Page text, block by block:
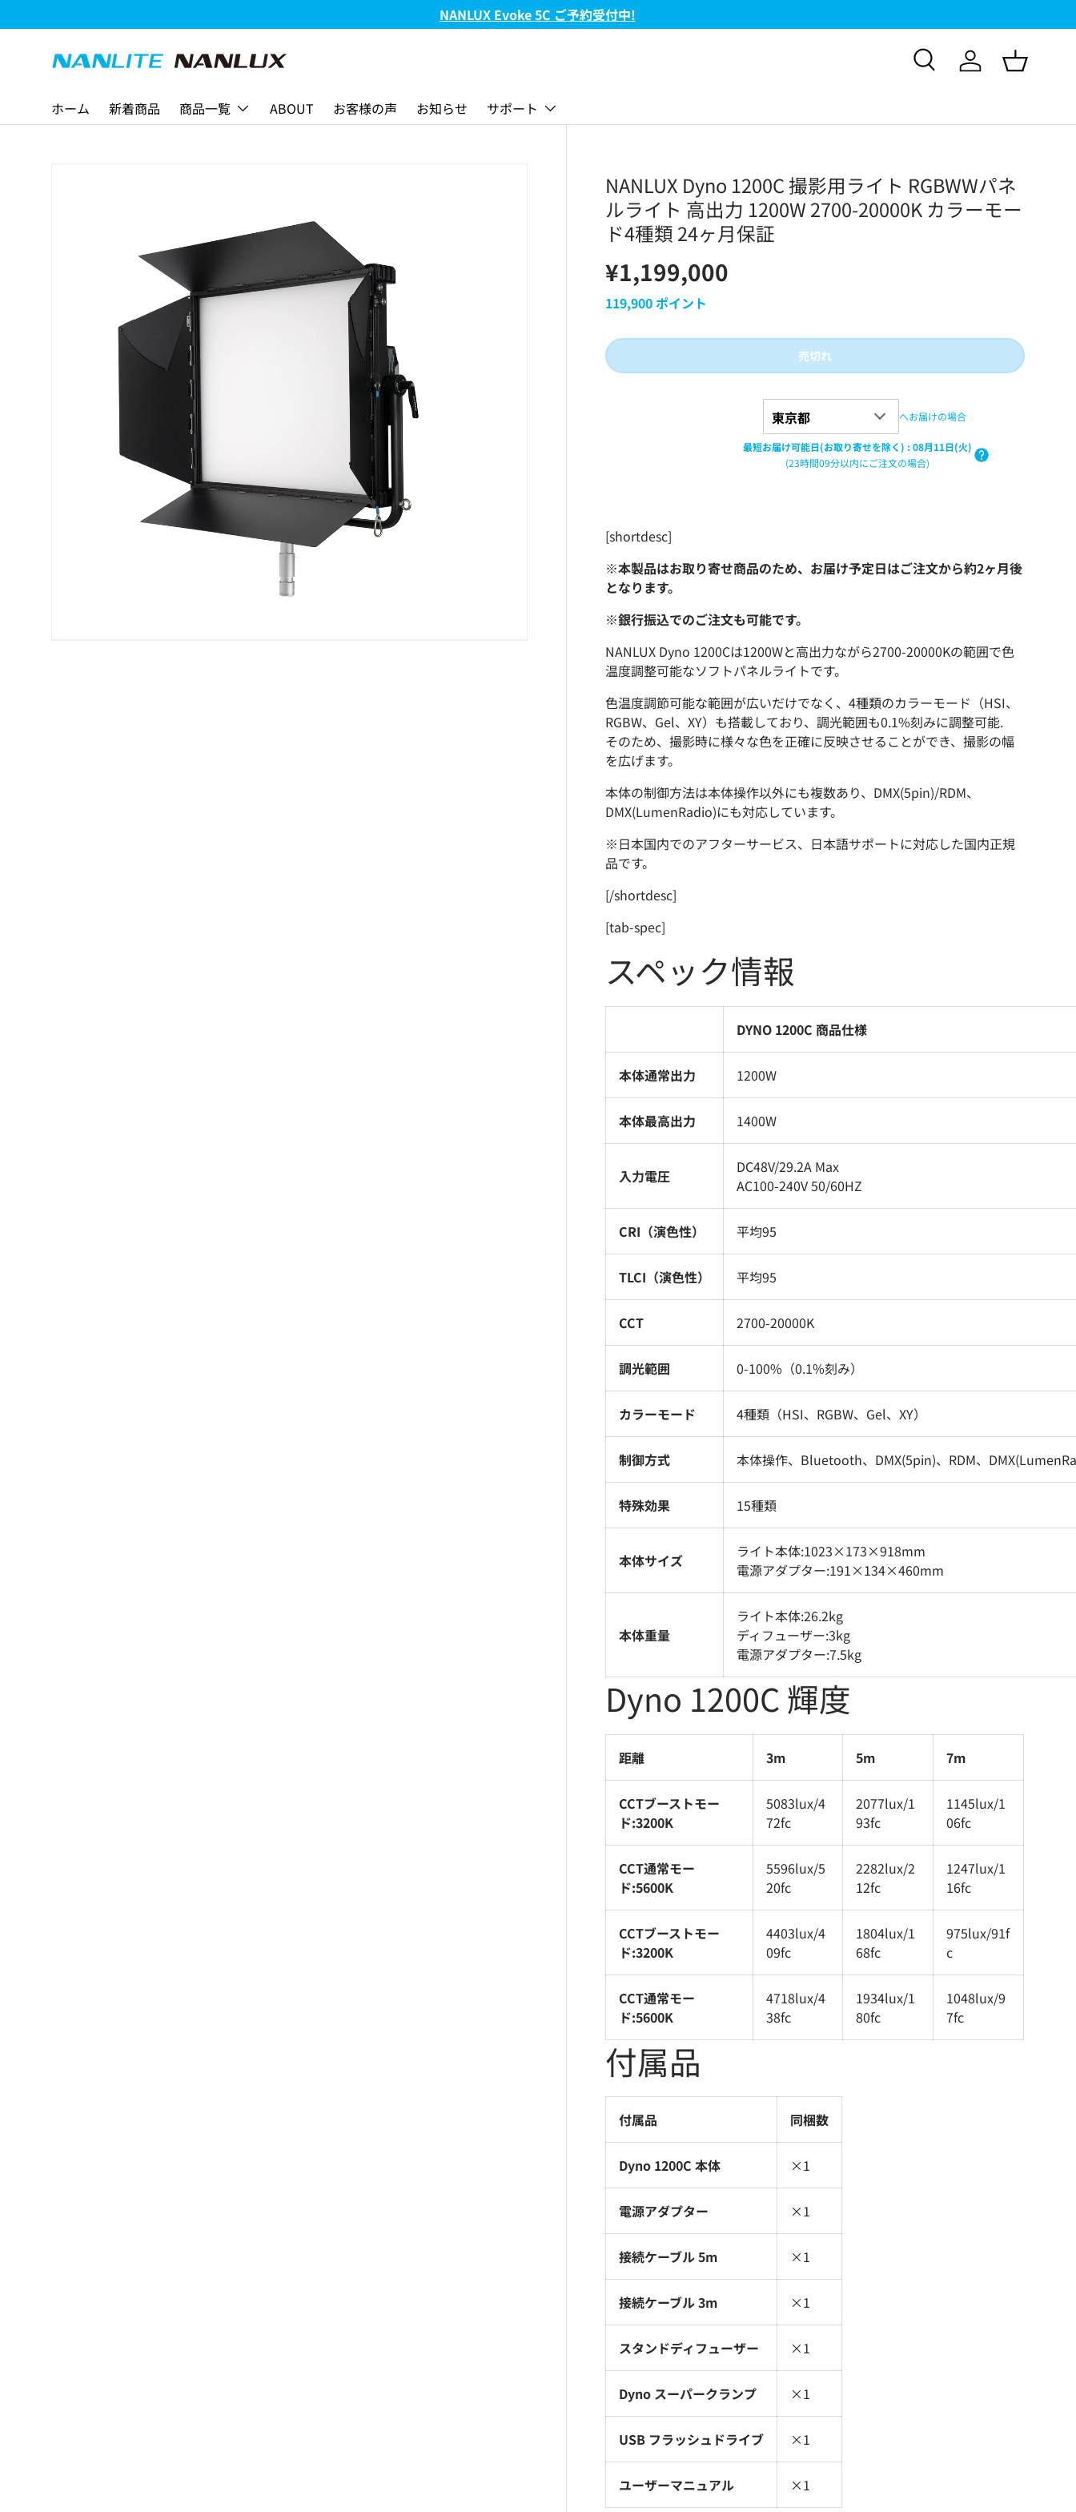
コンテンツへスキップ
FC-720B & FC-720C 新発売!
検索 ログインバスケッ
ホーム 新着商品 商品一覧 ABOUT お客様の声 お知らせ サポート
NANLUX Dyno 1200C 撮影用ライト RGBWWパネ
ルライト 高出力 1200W 2700-20000K カラーモー
ド4種類 24ヶ月保証
¥1,199,000
119,900ポイント
売切れ
へお届けの場合
最短お届け可能日(お取り寄せを除く) : 08月11日(火)
(23時間09分以内にご注文の場合)
[shortdesc]
※本製品はお取り寄せ商品のため、お届け予定日はご注文から約2ヶ月後
となります。
※銀行振込でのご注文も可能です。
NANLUX Dyno 1200Cは1200Wと高出力ながら2700-20000Kの範囲で色
温度調整可能なソフトパネルライトです。
色温度調節可能な範囲が広いだけでなく、4種類のカラーモード （HSI、
RGBW、Gel、XY） も搭載しており、調光範囲も0.1%刻みに調整可能.
そのため、撮影時に様々な色を正確に反映させることができ、撮影の幅
を広げます。
本体の制御方法は本体操作以外にも複数あり、DMX(5pin)/RDM、
DMX(LumenRadio)にも対応しています。
※日本国内でのアフターサービス、日本語サポートに対応した国内正規
品です。
[/shortdesc]
[tab-spec]
スペック情報
DYNO 1200C 商品仕様
本体通常出力 1200W
本体最高出力 1400W
入力電圧
DC48V/29.2A Max
AC100-240V 50/60HZ
CRI（演色性） 平均95
TLCI（演色性） 平均95
CCT 2700-20000K
調光範囲 0-100%（0.1%刻み）
カラーモード 4種類（HSI、RGBW、Gel、XY）
制御方式 本体操作、Bluetooth、DMX(5pin)、RDM、
特殊効果 15種類
本体サイズ
ライト本体:1023×173×918mm
電源アダプター:191×134×460mm
本体重量
ライト本体:26.2kg
ディフューザー:3kg
電源アダプター:7.5kg
Dyno 1200C 輝度
距離 3m 5m 7m
CCTブーストモー
ド:3200K
5083lux/4
72fc
2077lux/1
93fc
1145lux/1
06fc
CCT通常モー
ド:5600K
5596lux/5
20fc
2282lux/2
12fc
1247lux/1
16fc
CCTブーストモー
ド:3200K
4403lux/4
09fc
1804lux/1
68fc
975lux/91f
c
CCT通常モー
ド:5600K
4718lux/4
38fc
1934lux/1
80fc
1048lux/9
7fc
付属品
付属品 同梱数
Dyno 1200C 本体 ×1
電源アダプター ×1
接続ケーブル 5m ×1
接続ケーブル 3m ×1
スタンドディフューザー ×1
Dyno スーパークランプ ×1
USB フラッシュドライブ ×1
ユーザーマニュアル
×1